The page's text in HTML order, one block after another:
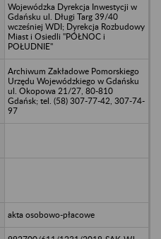
Wojewódzka Dyrekcja Inwestycji w
Gdańsku ul. Długi Targ 39/40
wcześniej WDI; Dyrekcja Rozbudowy
Miast i Osiedli "PÓŁNOC i
POŁUDNIE"
Archiwum Zakładowe Pomorskiego
Urzędu Wojewódzkiego w Gdańsku
ul. Okopowa 21/27, 80-810
Gdańsk; tel. (58) 307-77-42, 307-74-
97
akta osobowo-płacowe